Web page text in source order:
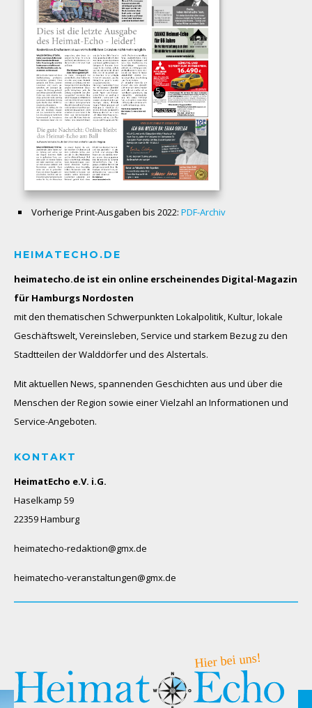
Vorherige Print-Ausgaben bis 2022: PDF-Archiv
HEIMATECHO.DE
heimatecho.de ist ein online erscheinendes Digital-Magazin
für Hamburgs Nordosten
mit den thematischen Schwerpunkten Lokalpolitik, Kultur, lokale
Geschäftswelt, Vereinsleben, Service und starkem Bezug zu den
Stadtteilen der Walddörfer und des Alstertals.
Mit aktuellen News, spannenden Geschichten aus und über die
Menschen der Region sowie einer Vielzahl an Informationen und
Service-Angeboten.
KONTAKT
HeimatEcho e.V. i.G.
Haselkamp 59
22359 Hamburg
heimatecho-redaktion@gmx.de
heimatecho-veranstaltungen@gmx.de